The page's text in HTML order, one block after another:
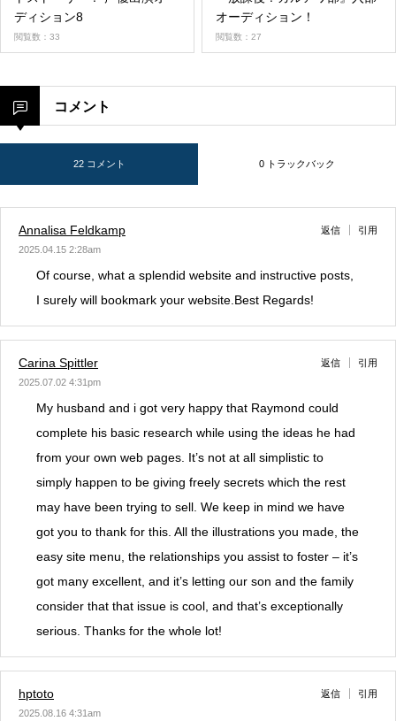
ディション8
閲覧数：33
オーディション！
閲覧数：27
コメント
22 コメント 0 トラックバック
Annalisa Feldkamp
2025.04.15 2:28am
返信 引用
Of course, what a splendid website and instructive posts,
I surely will bookmark your website.Best Regards!
Carina Spittler
2025.07.02 4:31pm
返信 引用
My husband and i got very happy that Raymond could
complete his basic research while using the ideas he had
from your own web pages. It’s not at all simplistic to
simply happen to be giving freely secrets which the rest
may have been trying to sell. We keep in mind we have
got you to thank for this. All the illustrations you made, the
easy site menu, the relationships you assist to foster – it’s
got many excellent, and it’s letting our son and the family
consider that that issue is cool, and that’s exceptionally
serious. Thanks for the whole lot!
hptoto
2025.08.16 4:31am
返信 引用